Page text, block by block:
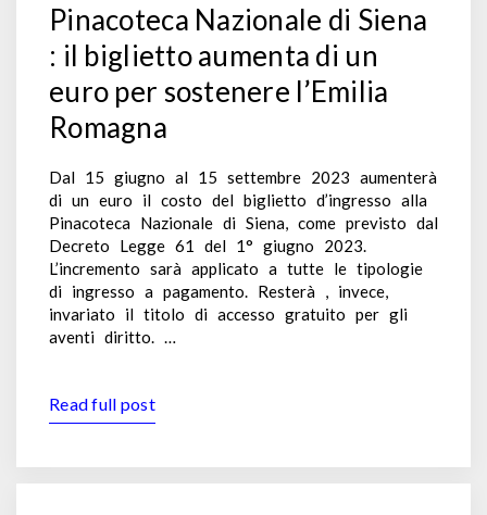
Pinacoteca Nazionale di Siena
: il biglietto aumenta di un
euro per sostenere l’Emilia
Romagna
Dal 15 giugno al 15 settembre 2023 aumenterà
di un euro il costo del biglietto d’ingresso alla
Pinacoteca Nazionale di Siena, come previsto dal
Decreto Legge 61 del 1° giugno 2023.
L’incremento sarà applicato a tutte le tipologie
di ingresso a pagamento. Resterà , invece,
invariato il titolo di accesso gratuito per gli
aventi diritto. …
Read full post